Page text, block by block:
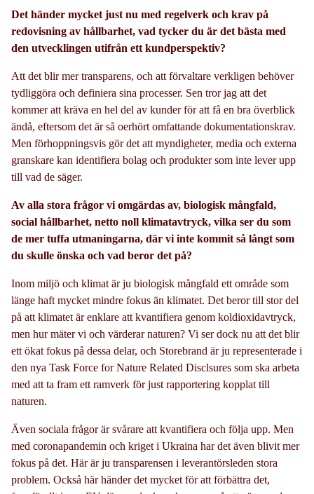
Det händer mycket just nu med regelverk och krav på
redovisning av hållbarhet, vad tycker du är det bästa med
den utvecklingen utifrån ett kundperspektiv?
Att det blir mer transparens, och att förvaltare verkligen behöver
tydliggöra och definiera sina processer. Sen tror jag att det
kommer att kräva en hel del av kunder för att få en bra överblick
ändå, eftersom det är så oerhört omfattande dokumentationskrav.
Men förhoppningsvis gör det att myndigheter, media och externa
granskare kan identifiera bolag och produkter som inte lever upp
till vad de säger.
Av alla stora frågor vi omgärdas av, biologisk mångfald,
social hållbarhet, netto noll klimatavtryck, vilka ser du som
de mer tuffa utmaningarna, där vi inte kommit så långt som
du skulle önska och vad beror det på?
Inom miljö och klimat är ju biologisk mångfald ett område som
länge haft mycket mindre fokus än klimatet. Det beror till stor del
på att klimatet är enklare att kvantifiera genom koldioxidavtryck,
men hur mäter vi och värderar naturen? Vi ser dock nu att det blir
ett ökat fokus på dessa delar, och Storebrand är ju representerade i
den nya Task Force for Nature Related Disclsures som ska arbeta
med att ta fram ett ramverk för just rapportering kopplat till
naturen.
Även sociala frågor är svårare att kvantifiera och följa upp. Men
med coronapandemin och kriget i Ukraina har det även blivit mer
fokus på det. Här är ju transparensen i leverantörsleden stora
problem. Också här händer det mycket för att förbättra det,